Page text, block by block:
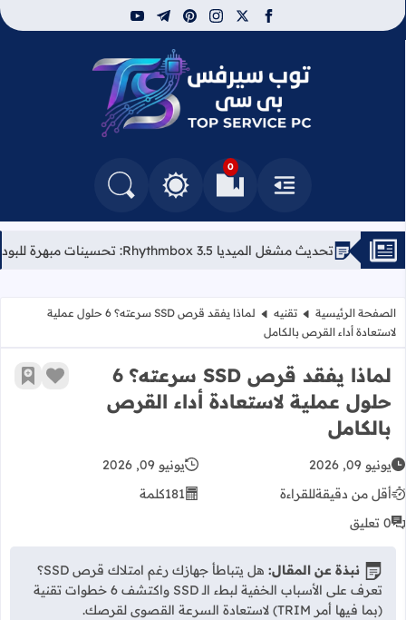
facebook
x
instagram
pinterest
telegram
youtube
توب سيرفس
القائمة
0
العلامات المرجعيةالتغيير بين الوضع النهاري والداكن
البحث في المدونة
تحديث مشغل الميديا Rhythmbox 3.5: تحسينات مبهرة للبودكاست وكلمات الأغاني
الصفحة الرئيسية تقنيه
لماذا يفقد قرص SSD سرعته؟ 6 حلول عملية
لاستعادة أداء القرص بالكامل
لماذا يفقد قرص SSD سرعته؟ 6
حلول عملية لاستعادة أداء القرص
بالكامل
زر أضف
يونيو 09, 2026
يونيو 09, 2026
أقل من دقيقةللقراءة 181كلمة
0 تعليق
نبذة عن المقال:
هل يتباطأ جهازك رغم امتلاك قرص SSD؟
تعرف على الأسباب الخفية لبطء الـ SSD واكتشف 6 خطوات تقنية
(بما فيها أمر TRIM) لاستعادة السرعة القصوى لقرصك.